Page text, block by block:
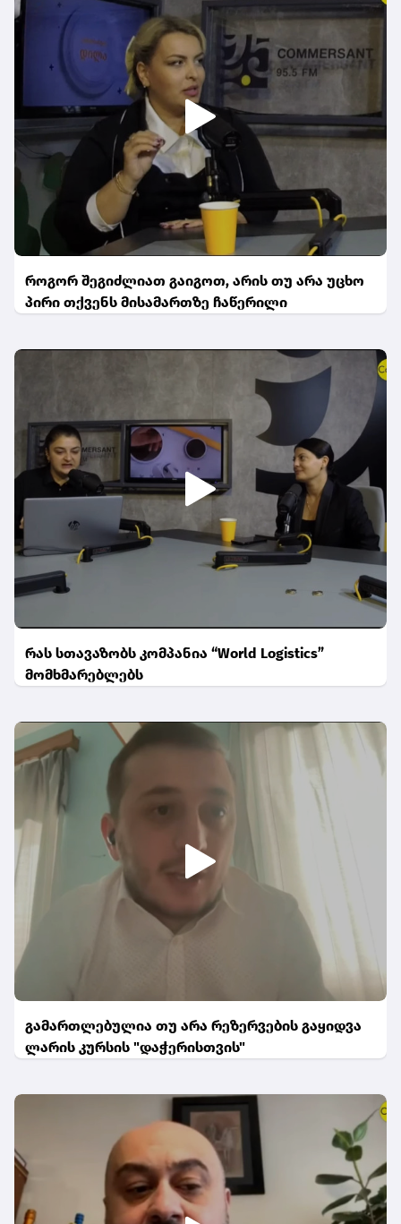
როგორ შეგიძლიათ გაიგოთ, არის თუ არა უცხო
პირი თქვენს მისამართზე ჩაწერილი
რას სთავაზობს კომპანია “World Logistics”
მომხმარებლებს
გამართლებულია თუ არა რეზერვების გაყიდვა
ლარის კურსის "დაჭერისთვის"